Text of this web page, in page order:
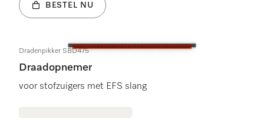
BESTEL NU
Dradenpikker SBD475
Draadopnemer
voor stofzuigers met EFS slang